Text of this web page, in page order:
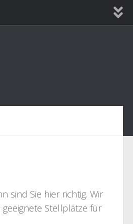
sind Sie hier richtig. Wir
Stellplätze für